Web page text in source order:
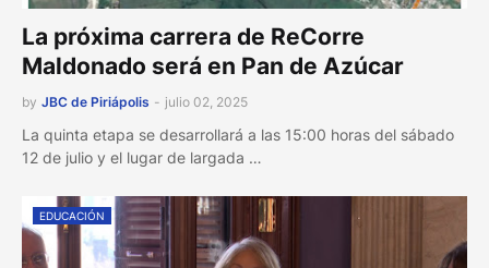
La próxima carrera de ReCorre
Maldonado será en Pan de Azúcar
by JBC de Piriápolis - julio 02, 2025
La quinta etapa se desarrollará a las 15:00 horas del sábado
12 de julio y el lugar de largada …
EDUCACIÓN